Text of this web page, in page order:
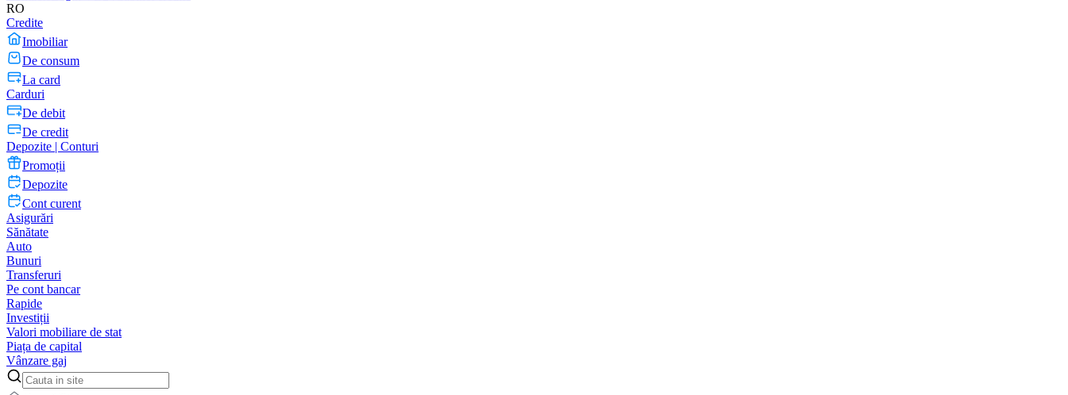
RO
Credite
Imobiliar
De consum
La card
Carduri
De debit
De credit
Depozite | Conturi
Promoții
Depozite
Cont curent
Asigurări
Sănătate
Auto
Bunuri
Transferuri
Pe cont bancar
Rapide
Investiții
Valori mobiliare de stat
Piața de capital
Vânzare gaj